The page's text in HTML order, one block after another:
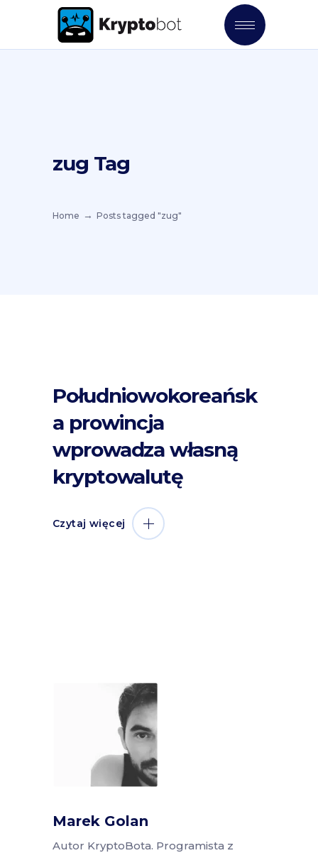
zug Tag
Home Posts tagged "zug"
Południowokoreańsk
a prowincja
wprowadza własną
kryptowalutę
Czytaj więcej
Marek Golan
Autor KryptoBota. Programista z